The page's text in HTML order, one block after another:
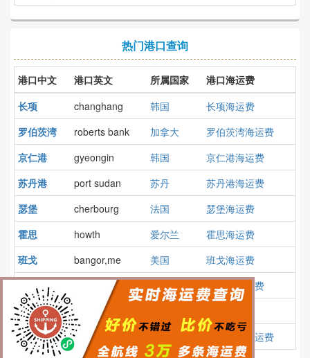
热门港口查询
港口中文 港口英文 所属国家
港口海运费
长项
changhang 韩国
长项海运费
罗伯茨湾
roberts bank 加拿大
罗伯茨湾海运费
京仁港
gyeongin 韩国
京仁港海运费
苏丹港
port sudan 苏丹
苏丹港海运费
瑟堡
cherbourg 法国
瑟堡海运费
霍思
howth 爱尔兰
霍思海运费
班戈
bangor,me 美国
班戈海运费
塔伯特
英国
塔伯特海运费
蔚山
哥打巴鲁
kota bharu 马来西亚 哥打巴鲁海运费